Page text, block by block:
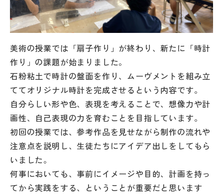
学校HP最新情報
特集
NettyLandかわら版
その他
お問い合わせ
個人情報保護方針
サイトマップ
美術の授業では「扇子作り」が終わり、新たに「時計
作り」の課題が始まりました。
石粉粘土で時計の盤面を作り、ムーヴメントを組み立
ててオリジナル時計を完成させるという内容です。
自分らしい形や色、表現を考えることで、想像力や計
画性、自己表現の力を育むことを目指しています。
初回の授業では、参考作品を見せながら制作の流れや
注意点を説明し、生徒たちにアイデア出しをしてもら
いました。
何事においても、事前にイメージや目的、計画を持っ
てから実践をする、ということが重要だと思います